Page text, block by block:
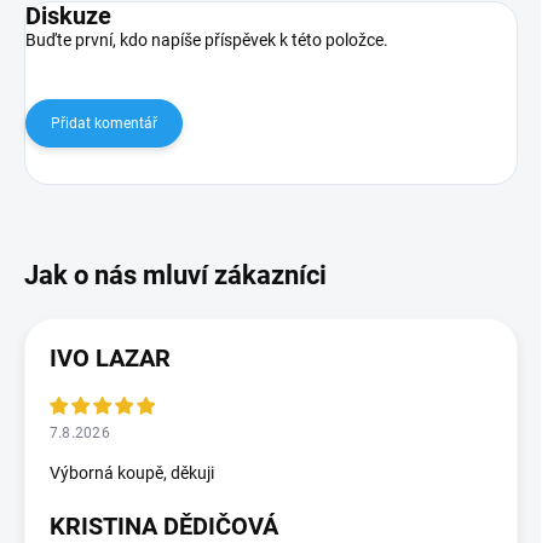
Diskuze
Buďte první, kdo napíše příspěvek k této položce.
Přidat komentář
IVO LAZAR
7.8.2026
Výborná koupě, děkuji
KRISTINA DĚDIČOVÁ